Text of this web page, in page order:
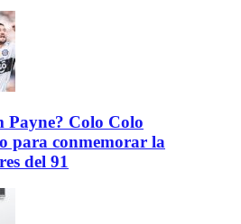
Payne? Colo Colo
para conmemorar la
del 91